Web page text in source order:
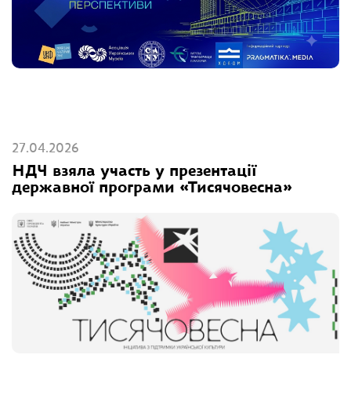
27.04.2026
НДЧ взяла участь у презентації
державної програми «Тисячовесна»